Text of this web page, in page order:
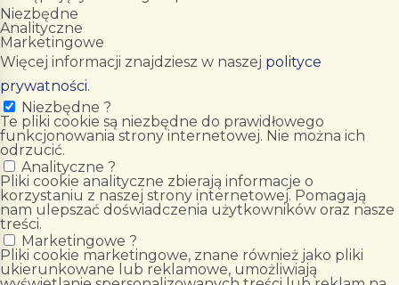
Niezbędne
Analityczne
Marketingowe
Więcej informacji znajdziesz w naszej polityce
prywatności.
Niezbędne ?
Te pliki cookie są niezbędne do prawidłowego
funkcjonowania strony internetowej. Nie można ich
odrzucić.
Analityczne ?
Pliki cookie analityczne zbierają informacje o
korzystaniu z naszej strony internetowej. Pomagają
nam ulepszać doświadczenia użytkowników oraz nasze
treści.
Marketingowe ?
Pliki cookie marketingowe, znane również jako pliki
ukierunkowane lub reklamowe, umożliwiają